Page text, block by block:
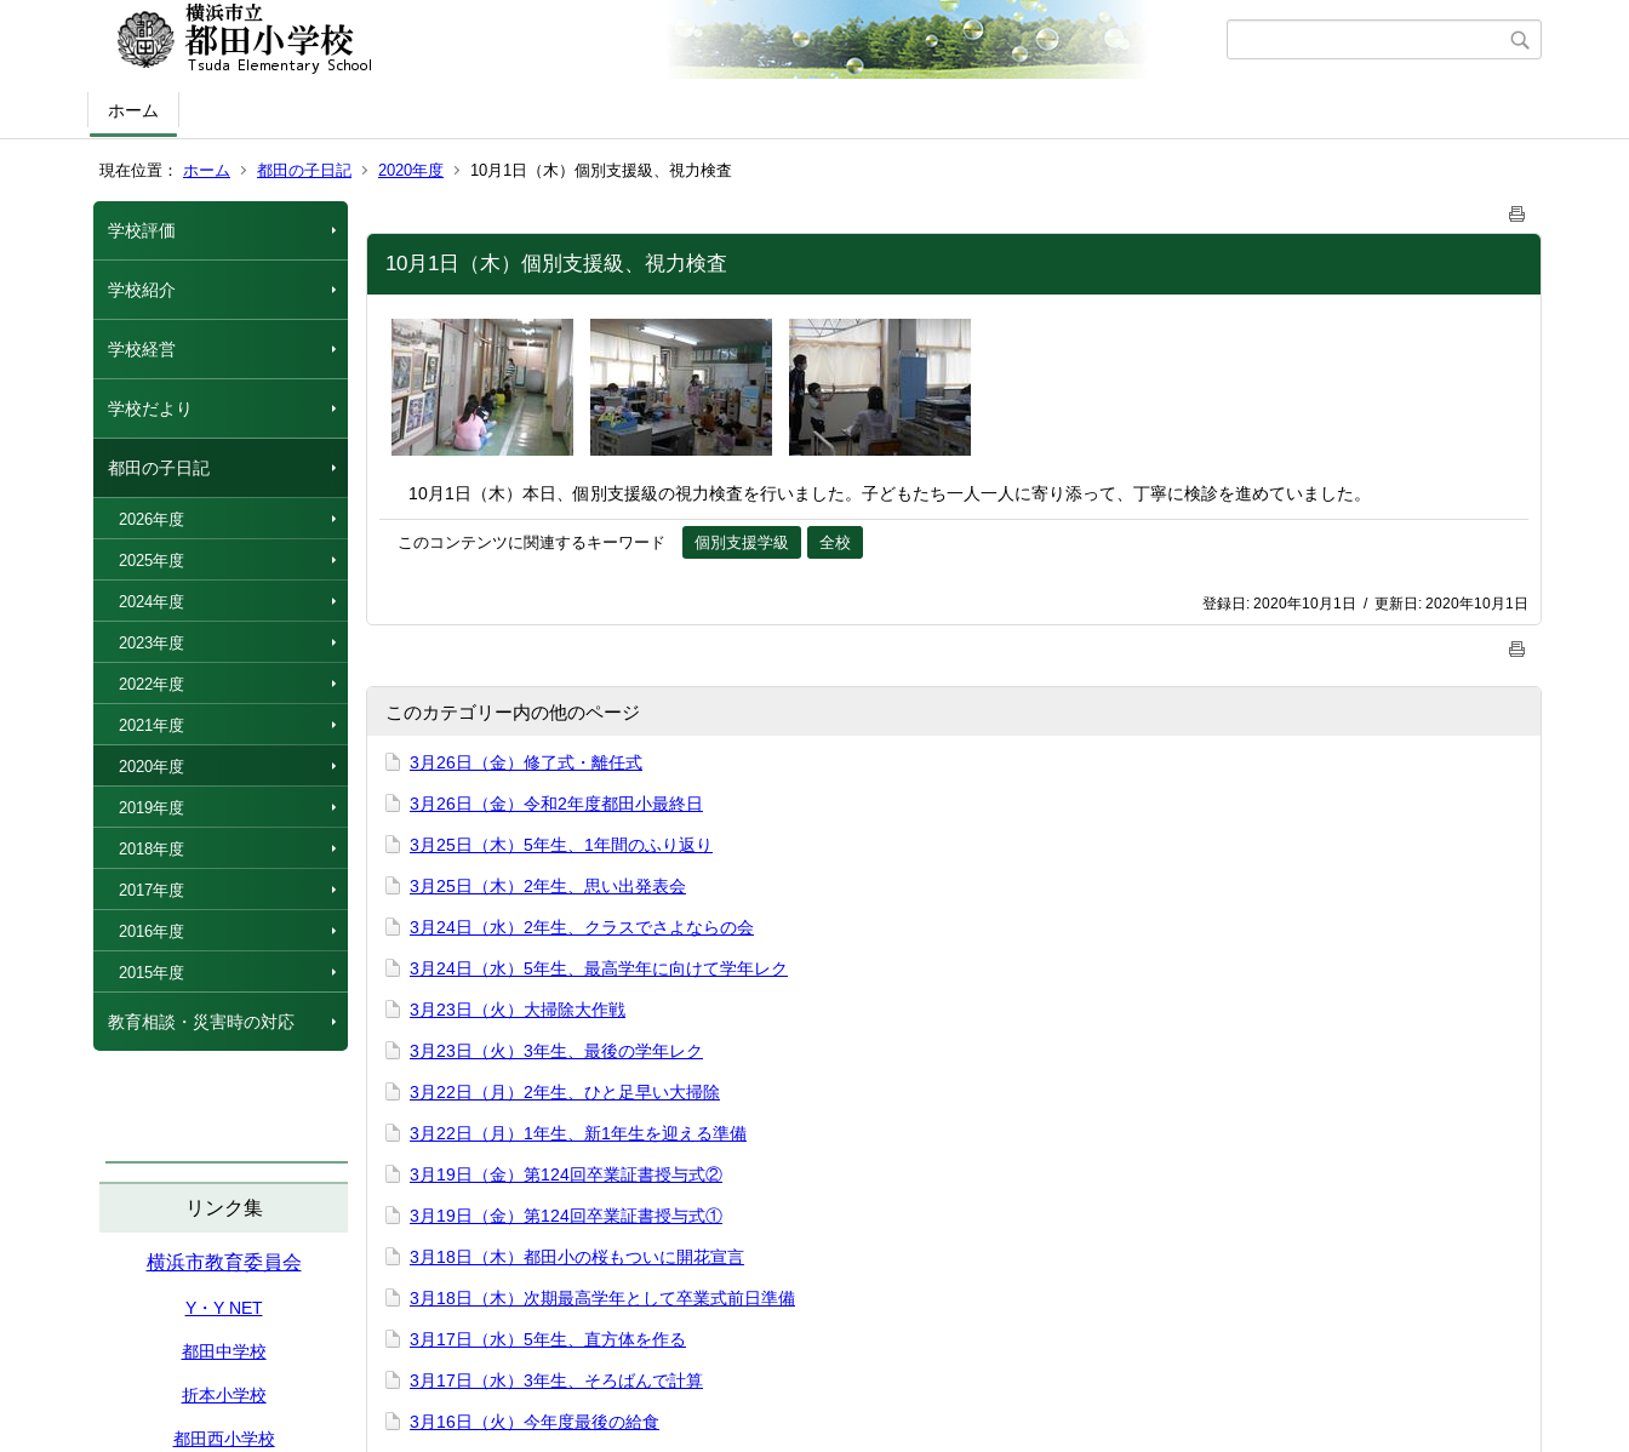
ホーム
現在位置： ホーム 都田の子日記 2020年度 10月1日（木）個別支援級、視力検査
学校評価
学校紹介
学校経営
学校だより
都田の子日記
2026年度
2025年度
2024年度
2023年度
2022年度
2021年度
2020年度
2019年度
2018年度
2017年度
2016年度
2015年度
教育相談・災害時の対応
リンク集
横浜市教育委員会
Y・Y NET
都田中学校
折本小学校
都田西小学校
10月1日（木）個別支援級、視力検査
10月1日（木）本日、個別支援級の視力検査を行いました。子どもたち一人一人に寄り添って、丁寧に検診を進めていました。
このコンテンツに関連するキーワード 個別支援学級 全校
登録日: 2020年10月1日 / 更新日: 2020年10月1日
このカテゴリー内の他のページ
3月26日（金）修了式・離任式
3月26日（金）令和2年度都田小最終日
3月25日（木）5年生、1年間のふり返り
3月25日（木）2年生、思い出発表会
3月24日（水）2年生、クラスでさよならの会
3月24日（水）5年生、最高学年に向けて学年レク
3月23日（火）大掃除大作戦
3月23日（火）3年生、最後の学年レク
3月22日（月）2年生、ひと足早い大掃除
3月22日（月）1年生、新1年生を迎える準備
3月19日（金）第124回卒業証書授与式②
3月19日（金）第124回卒業証書授与式①
3月18日（木）都田小の桜もついに開花宣言
3月18日（木）次期最高学年として卒業式前日準備
3月17日（水）5年生、直方体を作る
3月17日（水）3年生、そろばんで計算
3月16日（火）今年度最後の給食